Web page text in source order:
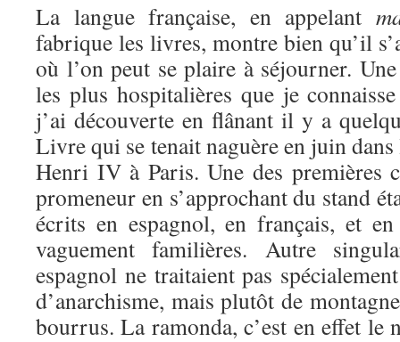
La langue française, en appelant
fabrique les livres, montre bien qu’il
où l’on peut se plaire à séjourner.
les plus hospitalières que je
j’ai découverte en flânant il y a
Livre qui se tenait naguère en juin
Henri IV à Paris. Une des premières
promeneur en s’approchant du stand
écrits en espagnol, en français, et
vaguement familières. Autre
espagnol ne traitaient pas
d’anarchisme, mais plutôt de
bourrus. La ramonda, c’est en effet le